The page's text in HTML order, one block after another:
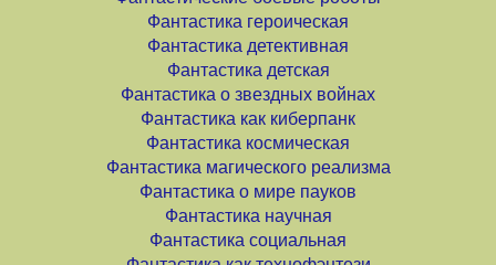
Фантастика героическая
Фантастика детективная
Фантастика детская
Фантастика о звездных войнах
Фантастика как киберпанк
Фантастика космическая
Фантастика магического реализма
Фантастика о мире пауков
Фантастика научная
Фантастика социальная